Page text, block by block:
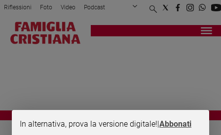
Attualità
Riflessioni Foto Video Podcast
Privacy Policy Chi siamo
Registrati Redazione
In alternativa, prova la versione digitale!|Abbonati